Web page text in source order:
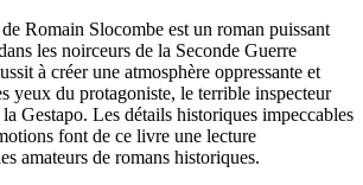
Romain Slocombe est un roman puissant
les noirceurs de la Seconde Guerre
à créer une atmosphère oppressante et
yeux du protagoniste, le terrible inspecteur
Gestapo. Les détails historiques impeccables
font de ce livre une lecture
amateurs de romans historiques.